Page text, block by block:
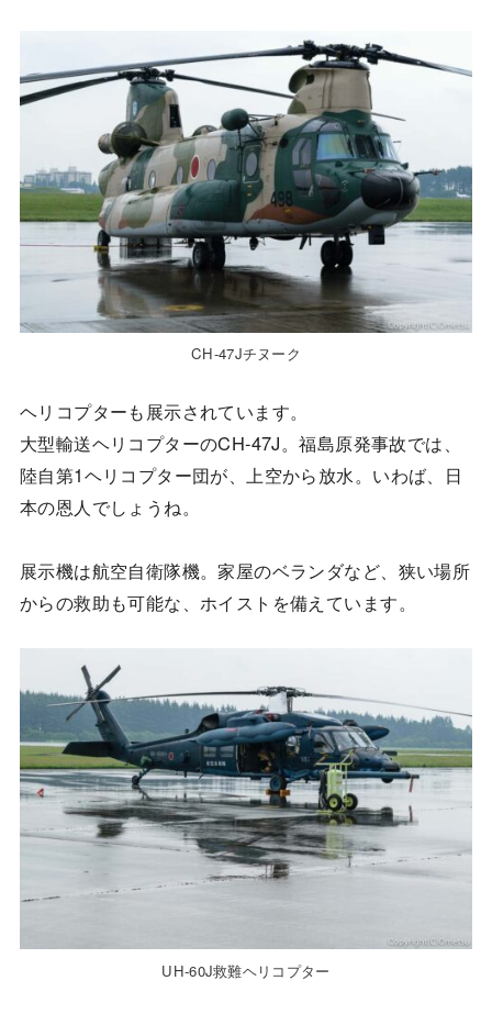
CH-47Jチヌーク
ヘリコプターも展示されています。
大型輸送ヘリコプターのCH-47J。福島原発事故では、
陸自第1ヘリコプター団が、上空から放水。いわば、日
本の恩人でしょうね。
展示機は航空自衛隊機。家屋のベランダなど、狭い場所
からの救助も可能な、ホイストを備えています。
UH-60J救難ヘリコプター